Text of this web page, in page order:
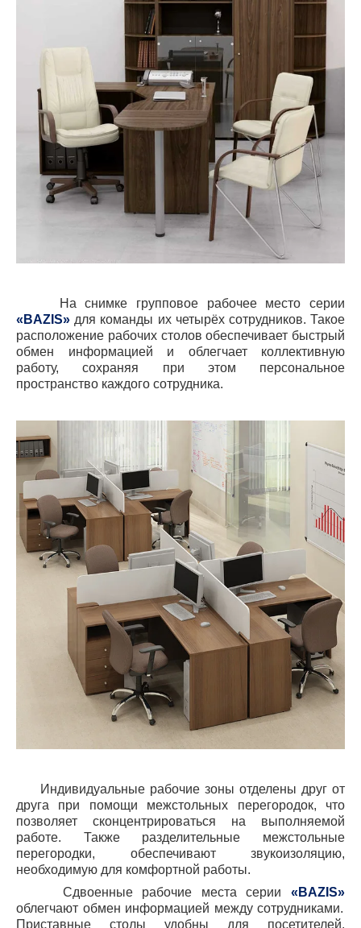
На снимке групповое рабочее место серии
« BAZIS» для команды их четырёх сотрудников. Такое
расположение рабочих столов обеспечивает быстрый
обмен информацией и облегчает коллективную
работу, сохраняя при этом персональное
пространство каждого сотрудника.
Индивидуальные рабочие зоны отделены друг от
друга при помощи межстольных перегородок, что
позволяет сконцентрироваться на выполняемой
работе. Также разделительные межстольные
перегородки, обеспечивают звукоизоляцию,
необходимую для комфортной работы.
Сдвоенные рабочие места серии « BAZIS»
облегчают обмен информацией между сотрудниками.
Приставные столы удобны для посетителей.